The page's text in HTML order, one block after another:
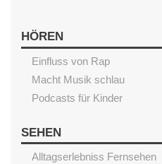
HÖREN
Einfluss von Rap
Macht Musik schlau
Podcasts für Kinder
SEHEN
Alltagserlebniss Fernsehen